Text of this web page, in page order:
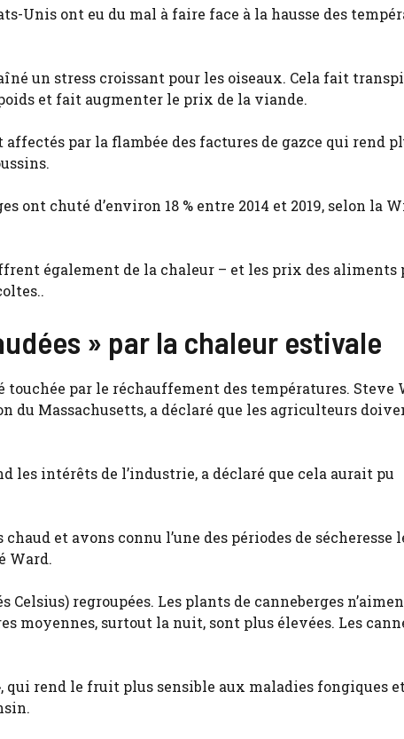
Unis ont eu du mal à faire face à la hausse des
un stress croissant pour les oiseaux. Cela fait
et fait augmenter le prix de la viande.
par la flambée des factures de gazce qui rend
ont chuté d’environ 18 % entre 2014 et 2019, selon la
également de la chaleur – et les prix des aliments
» par la chaleur estivale
par le réchauffement des températures. Steve
du Massachusetts, a déclaré que les agriculteurs
les intérêts de l’industrie, a déclaré que cela aurait pu
et avons connu l’une des périodes de sécheresse
Ward.
Celsius) regroupées. Les plants de canneberges
moyennes, surtout la nuit, sont plus élevées. Les
qui rend le fruit plus sensible aux maladies fongiques